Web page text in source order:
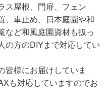
ス屋根、門扉、フェン
、車止め、日本庭園や和
など和風庭園資材も扱っ
の方のDIYまで対応してい
皆様にお届けしていま
も対応していますのでお